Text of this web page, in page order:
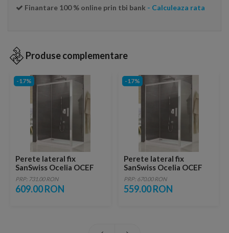
Finantare 100 % online prin tbi bank - Calculeaza rata
Produse complementare
-17%
Perete lateral fix
SanSwiss Ocelia OCEF
90xH190 cm
PRP: 731.00 RON
609.00 RON
-17%
Perete lateral fix
SanSwiss Ocelia OCEF
80xH190 cm
PRP: 670.00 RON
559.00 RON